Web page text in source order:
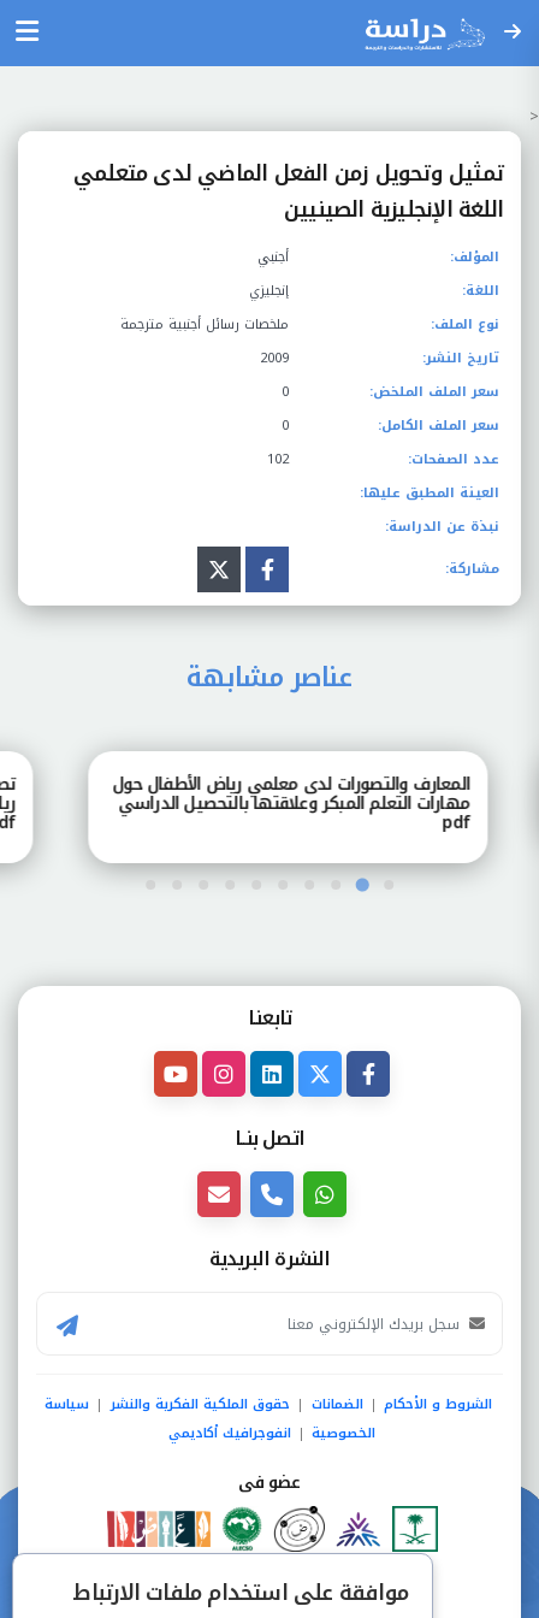
<
تمثيل وتحويل زمن الفعل الماضي لدى متعلمي
اللغة الإنجليزية الصينيين
المؤلف:
أجنبي
اللغة:
إنجليزي
نوع الملف:
ملخصات رسائل أجنبية مترجمة
تاريخ النشر:
2009
سعر الملف الملخض:
0
سعر الملف الكامل:
0
عدد الصفحات:
102
العينة المطبق عليها:
نبذة عن الدراسة:
مشاركة:
عناصر مشابهة
المعارف والتصورات لدى معلمي رياض الأطفال حول
مهارات التعلم المبكر وعلاقتها بالتحصيل الدراسي
pdf
pdf
تابعنـا
اتصل بنــا
النشرة البريدية
الشروط و الأحكام | الضمانات | حقوق الملكية الفكرية والنشر | سياسة
الخصوصية | انفوجرافيك أكاديمي
عضو فى
دفع آمن من خلال
موافقة على استخدام ملفات الارتباط